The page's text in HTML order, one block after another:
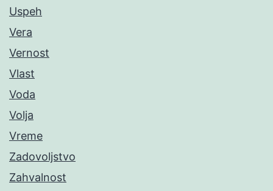
Uspeh
Vera
Vernost
Vlast
Voda
Volja
Vreme
Zadovoljstvo
Zahvalnost